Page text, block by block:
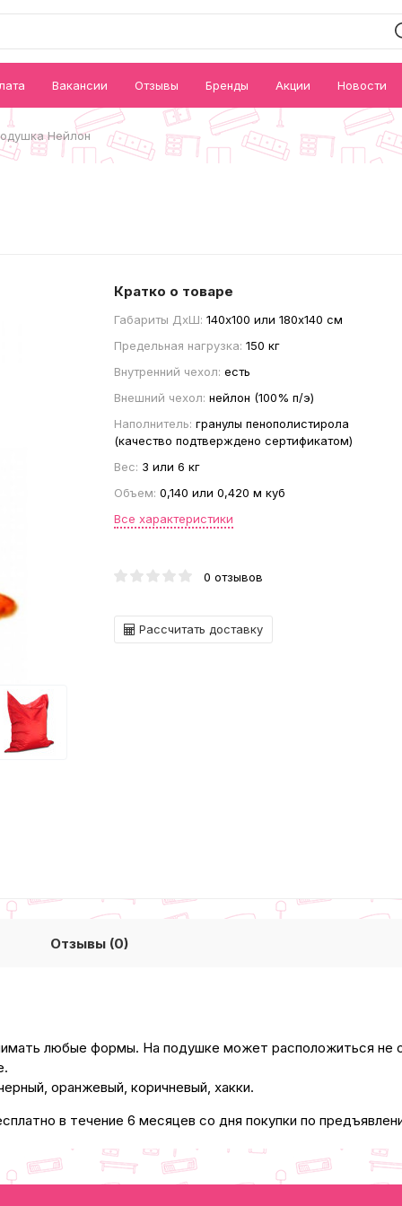
Вакансии Отзывы Бренды Акции Новости
Нейлон
Кратко о товаре
Габариты ДxШ: 140x100 или 180x140 см
Предельная нагрузка: 150 кг
Внутренний чехол: есть
Внешний чехол: нейлон (100% п/э)
Наполнитель: гранулы пенополистирола
(качество подтверждено сертификатом)
Вес: 3 или 6 кг
Объем: 0,140 или 0,420 м куб
Все характеристики
0 отзывов
Рассчитать доставку
Отзывы (0)
любые формы. На подушке может расположиться не
оранжевый, коричневый, хакки.
в течение 6 месяцев со дня покупки по